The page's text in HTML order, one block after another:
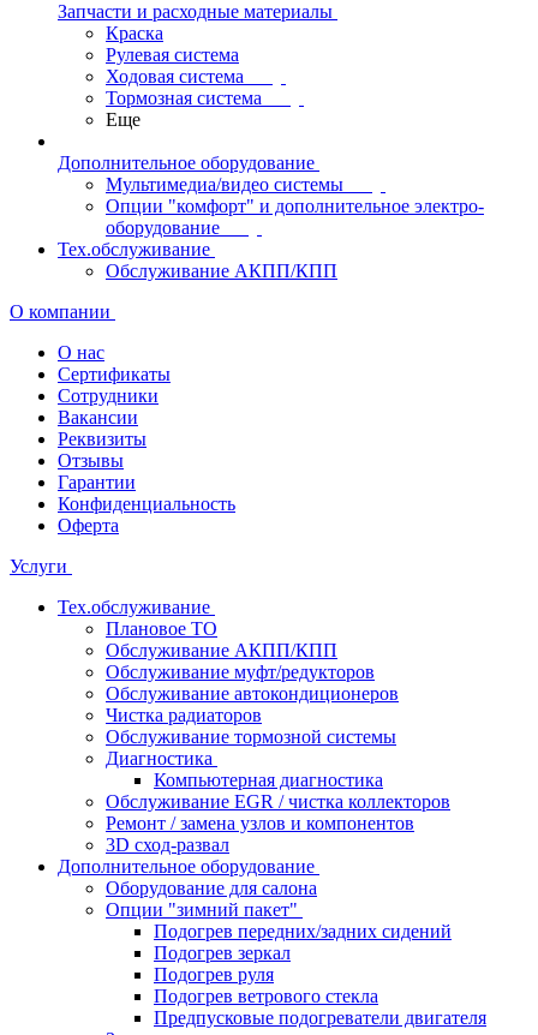
Запчасти и расходные материалы
Краска
Рулевая система
Ходовая система
Тормозная система
Еще
Дополнительное оборудование
Мультимедиа/видео системы
Опции "комфорт" и дополнительное электро-
оборудование
Тех.обслуживание
Обслуживание АКПП/КПП
О компании
О нас
Сертификаты
Сотрудники
Вакансии
Реквизиты
Отзывы
Гарантии
Конфиденциальность
Оферта
Услуги
Тех.обслуживание
Плановое ТО
Обслуживание АКПП/КПП
Обслуживание муфт/редукторов
Обслуживание автокондиционеров
Чистка радиаторов
Обслуживание тормозной системы
Диагностика
Компьютерная диагностика
Обслуживание EGR / чистка коллекторов
Ремонт / замена узлов и компонентов
3D сход-развал
Дополнительное оборудование
Оборудование для салона
Опции "зимний пакет"
Подогрев передних/задних сидений
Подогрев зеркал
Подогрев руля
Подогрев ветрового стекла
Предпусковые подогреватели двигателя